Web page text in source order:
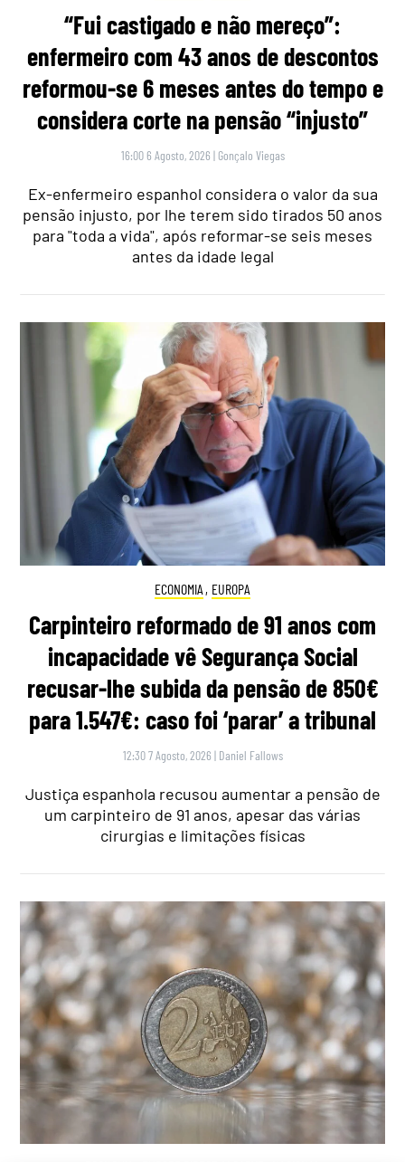
“Fui castigado e não mereço”:
enfermeiro com 43 anos de descontos
reformou-se 6 meses antes do tempo e
considera corte na pensão “injusto”
16:00 6 Agosto, 2026 | Gonçalo Viegas
Ex-enfermeiro espanhol considera o valor da sua
pensão injusto, por lhe terem sido tirados 50 anos
para "toda a vida", após reformar-se seis meses
antes da idade legal
ECONOMIA , EUROPA
Carpinteiro reformado de 91 anos com
incapacidade vê Segurança Social
recusar-lhe subida da pensão de 850€
para 1.547€: caso foi ‘parar’ a tribunal
12:30 7 Agosto, 2026 | Daniel Fallows
Justiça espanhola recusou aumentar a pensão de
um carpinteiro de 91 anos, apesar das várias
cirurgias e limitações físicas